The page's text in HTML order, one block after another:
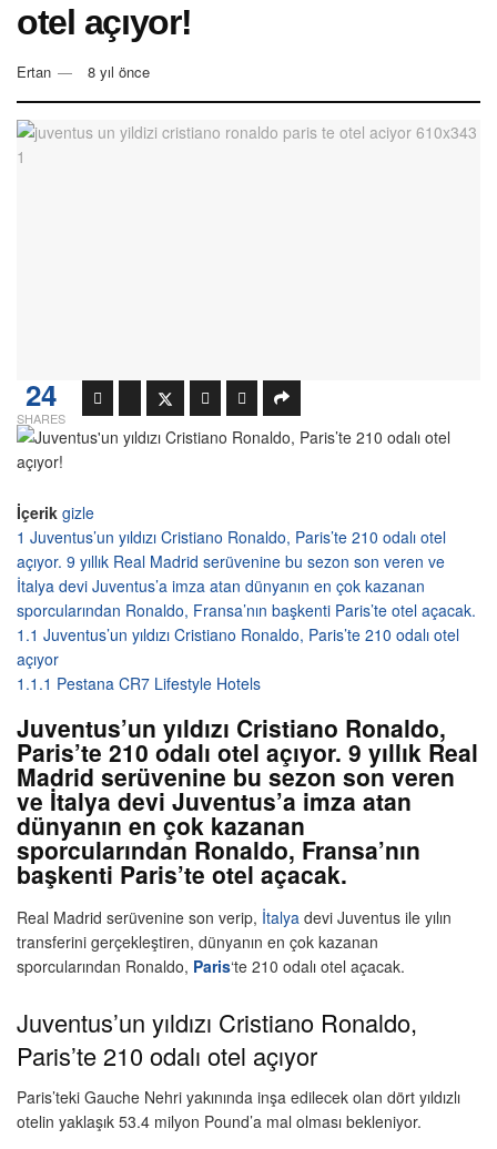
otel açıyor!
Ertan 8 yıl önce
24
SHARES
İçerik gizle
1 Juventus’un yıldızı Cristiano Ronaldo, Paris’te 210 odalı otel
açıyor. 9 yıllık Real Madrid serüvenine bu sezon son veren ve
İtalya devi Juventus’a imza atan dünyanın en çok kazanan
sporcularından Ronaldo, Fransa’nın başkenti Paris’te otel açacak.
1.1 Juventus’un yıldızı Cristiano Ronaldo, Paris’te 210 odalı otel
açıyor
1.1.1 Pestana CR7 Lifestyle Hotels
Juventus’un yıldızı Cristiano Ronaldo,
Paris’te 210 odalı otel açıyor. 9 yıllık Real
Madrid serüvenine bu sezon son veren
ve İtalya devi Juventus’a imza atan
dünyanın en çok kazanan
sporcularından Ronaldo, Fransa’nın
başkenti Paris’te otel açacak.
Real Madrid serüvenine son verip, İtalya devi Juventus ile yılın
transferini gerçekleştiren, dünyanın en çok kazanan
sporcularından Ronaldo, Paris‘te 210 odalı otel açacak.
Juventus’un yıldızı Cristiano Ronaldo,
Paris’te 210 odalı otel açıyor
Paris’teki Gauche Nehri yakınında inşa edilecek olan dört yıldızlı
otelin yaklaşık 53.4 milyon Pound’a mal olması bekleniyor.